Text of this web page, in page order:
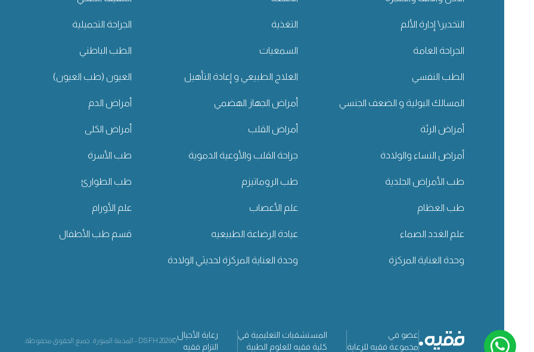
التخدير\ إدارة الألم التغذية الجراحة التجميلية
الجراحة العامة السمعيات الطب الباطني
الطب النفسي العلاج الطبيعي و إعادة التأهيل العيون (طب العيون)
المسالك البولية و الضعف الجنسي أمراض الجهاز الهضمي أمراض الدم
أمراض الرئة أمراض القلب أمراض الكلى
أمراض النساء والولادة جراحة القلب والأوعية الدموية طب الأسرة
طب الأمراض الجلدية طب الروماتيزم طب الطوارئ
طب العظام علم الأعصاب علم الأورام
علم الغدد الصماء عيادة الرضاعة الطبيعيه قسم طب الأطفال
وحدة العناية المركزة وحدة العناية المركزة لحديثي الولادة
عضو في
مجموعة فقيه للرعاية
المستشفيات التعليمية في
كلية فقيه للعلوم الطبية
رعاية الأجيال
التزام فقيه
©2026 DSFH - المدينة المنورة. جميع الحقوق محفوظة.